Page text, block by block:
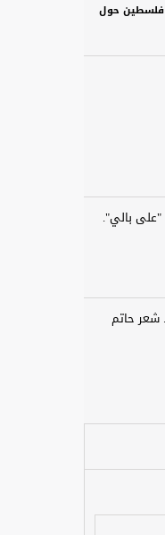
فلسطين حول
"على بالي".
شعر حاتم